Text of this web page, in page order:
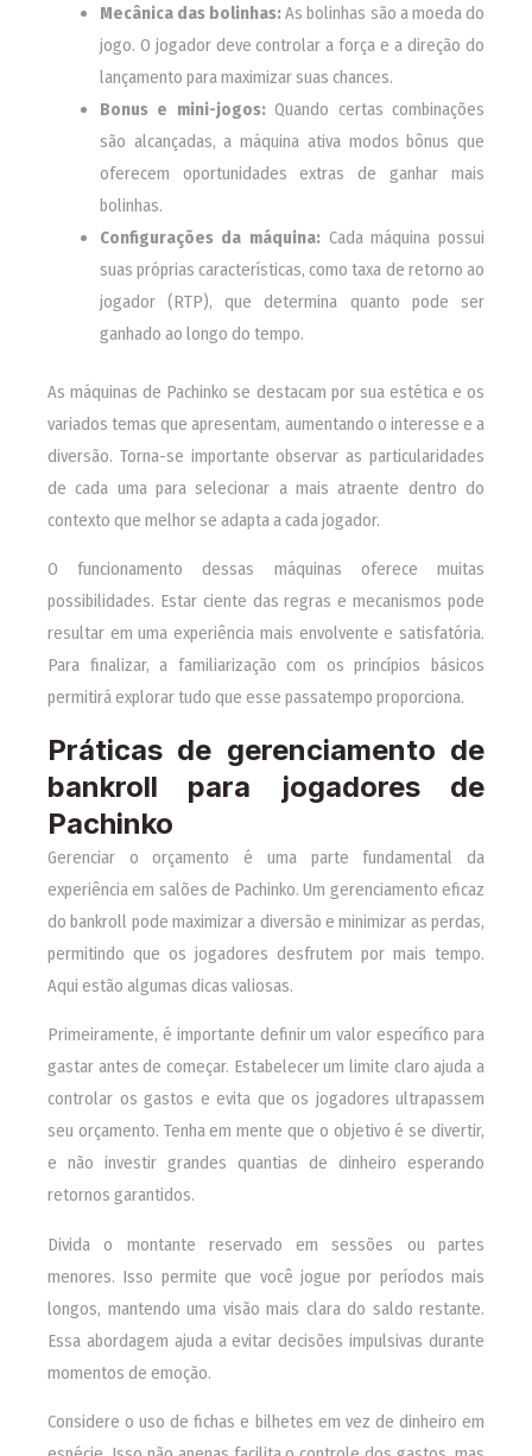
Mecânica das bolinhas:As bolinhas são a moeda do
jogo. O jogador deve controlar a força e a direção do
lançamento para maximizar suas chances.
Bonus e mini-jogos:Quando certas combinações
são alcançadas, a máquina ativa modos bônus que
oferecem oportunidades extras de ganhar mais
bolinhas.
Configurações da máquina: Cada máquina possui
suas próprias características, como taxa de retorno ao
jogador (RTP), que determina quanto pode ser
ganhado ao longo do tempo.
As máquinas de Pachinko se destacam por sua estética e os
variados temas que apresentam, aumentando o interesse e a
diversão. Torna-se importante observar as particularidades
de cada uma para selecionar a mais atraente dentro do
contexto que melhor se adapta a cada jogador.
O funcionamento dessas máquinas oferece muitas
possibilidades. Estar ciente das regras e mecanismos pode
resultar em uma experiência mais envolvente e satisfatória.
Para finalizar, a familiarização com os princípios básicos
permitirá explorar tudo que esse passatempo proporciona.
Práticas de gerenciamento de
bankroll para jogadores de
Pachinko
Gerenciar o orçamento é uma parte fundamental da
experiência em salões de Pachinko. Um gerenciamento eficaz
do bankroll pode maximizar a diversão e minimizar as perdas,
permitindo que os jogadores desfrutem por mais tempo.
Aqui estão algumas dicas valiosas.
Primeiramente, é importante definir um valor específico para
gastar antes de começar. Estabelecer um limite claro ajuda a
controlar os gastos e evita que os jogadores ultrapassem
seu orçamento. Tenha em mente que o objetivo é se divertir,
e não investir grandes quantias de dinheiro esperando
retornos garantidos.
Divida o montante reservado em sessões ou partes
menores. Isso permite que você jogue por períodos mais
longos, mantendo uma visão mais clara do saldo restante.
Essa abordagem ajuda a evitar decisões impulsivas durante
momentos de emoção.
Considere o uso de fichas e bilhetes em vez de dinheiro em